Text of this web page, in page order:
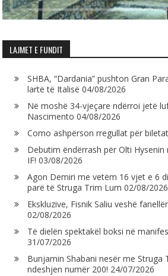
LAJMET E FUNDIT
SHBA, “Dardania” pushton Gran
lartë të Italisë 04/08/2026
Në moshë 34-vjeçare ndërroi jetë
Nascimento 04/08/2026
Como ashpërson rregullat për
Debutim ëndërrash për Olti
IF! 03/08/2026
Agon Demiri me vetëm 16 vjet e 6
parë të Struga Trim Lum 02/08/2026
Ekskluzive, Fisnik Saliu veshë
02/08/2026
Të dielën spektakël boksi në
31/07/2026
Bunjamin Shabani nesër me Struga
ndeshjen numër 200! 24/07/2026